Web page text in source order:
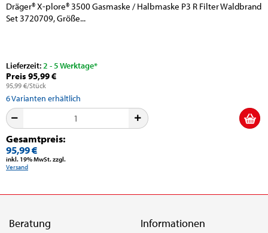
Dräger® X-plore® 3500 Gasmaske / Halbmaske P3 R Filter Waldbrand
Set 3720709, Größe...
Lieferzeit:2 - 5 Werktage*
Preis 95,99 €
95,99 €/Stück
6Varianten erhältlich
Gesamtpreis:
95,99 €
inkl. 19% MwSt. zzgl.
Versand
Beratung
Informationen